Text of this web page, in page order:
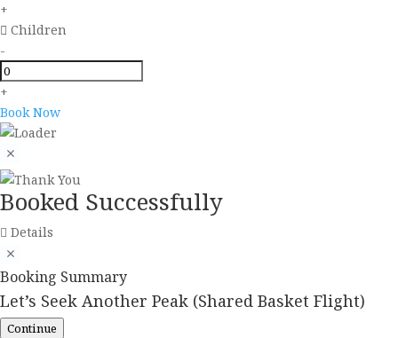
+
Children
-
+
Book Now
Booked Successfully
Details
Booking Summary
Let’s Seek Another Peak (Shared Basket Flight)
Continue